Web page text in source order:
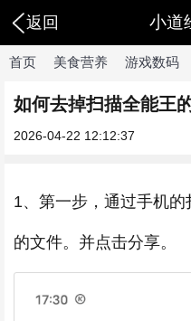
返回 小道
首页 美食营养 游戏数码
如何去掉扫描全能王
2026-04-22 12:12:37
1、第一步，通过手机
的文件。并点击分享。